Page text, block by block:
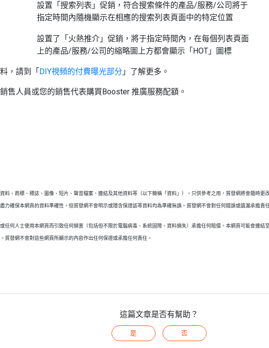
設置「搜索列表」促銷，符合搜索條件的產品/服務/公司將于
指定時間內隨機顯示在相應的搜索列表頁面中的特定位置
設置了「火熱推介」促銷，將于指定時間內，在每個列表頁面
上的產品/服務/公司的縮略圖上方都會顯示「HOT」圖標
，請到「DIY視頻的付費曝光部分 」了解更多。
售人員或您的銷售代表購買Booster 推廣服務配額。
料、商標、標誌、圖像、短片、聲音檔案、連結及其他資料等（以下簡稱「資料」），只供參考之用，貿發網將會隨時更
力確保本網頁的資料準確性，但貿發網不會明示或隱含保證該等資料均為準確無誤。貿發網不會對任何錯誤或遺漏承擔責
任何人士使用本網頁而引致任何損害（包括但不限於電腦病毒、系統固障、資料損失）承擔任何賠償。本網頁可能會連結
貿發網不會對這些網頁所顯示的內容作出任何保證或承擔任何責任。
這篇文章是否有幫助？
是 否